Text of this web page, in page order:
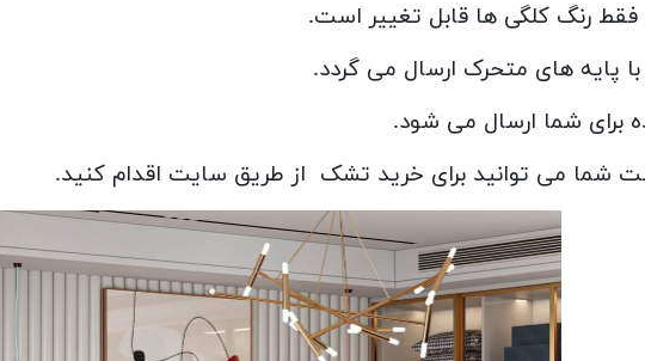
فقط رنگ کلگی ها قابل تغییر است.
پایه های متحرک ارسال می گردد.
برای شما ارسال می شود.
شما می توانید برای خرید تشک از طریق سایت اقدام کنید.